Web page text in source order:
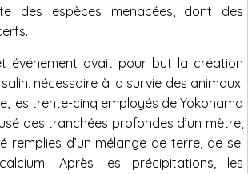
des espèces menacées, dont des
événement avait pour but la création
nécessaire à la survie des animaux.
les trente-cinq employés de Yokohama
des tranchées profondes d’un mètre,
remplies d’un mélange de terre, de sel
Après les précipitations, les